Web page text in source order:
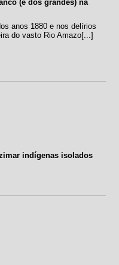
(e dos grandes) na
anos 1880 e nos delírios
do vasto Rio Amazo[...]
indígenas isolados